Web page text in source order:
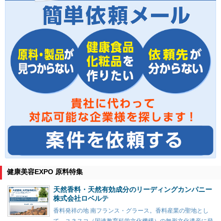
健康美容EXPO 原料特集
天然香料・天然有効成分のリーディングカンパニー
株式会社ロベルテ
香料発祥の地 南フランス・グラース。香料産業の聖地とし